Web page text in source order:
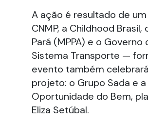
A ação é resultado de
CNMP, a Childhood
Pará (MPPA) e o
Sistema Transporte —
evento também
projeto: o Grupo Sada e
Oportunidade do Bem,
Eliza Setúbal.